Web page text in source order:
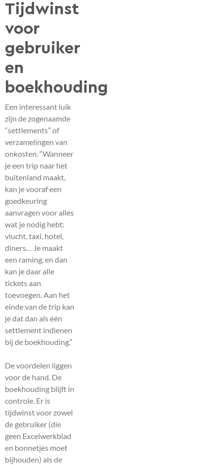
Tijdwinst
voor
gebruiker
en
boekhouding
Een interessant luik
zijn de zogenaamde
“settlements” of
verzamelingen van
onkosten. “Wanneer
je een trip naar het
buitenland maakt,
kan je vooraf een
goedkeuring
aanvragen voor alles
wat je nodig hebt:
vlucht, taxi, hotel,
diners… Je maakt
een raming, en dan
kan je daar alle
tickets aan
toevoegen. Aan het
einde van de trip kan
je dat dan als één
settlement indienen
bij de boekhouding.”
De voordelen liggen
voor de hand. De
boekhouding blijft in
controle. Er is
tijdwinst voor zowel
de gebruiker (die
geen Excelwerkblad
en bonnetjes moet
bijhouden) als de